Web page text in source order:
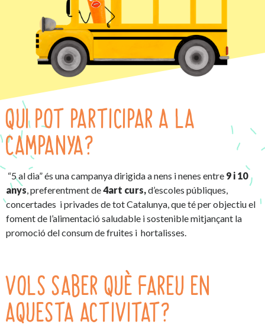
QUI POT PARTICIPAR A LA
CAMPANYA?
“5 al dia” és una campanya dirigida a nens i nenes entre 9 i 10
anys, preferentment de4art curs,d’escoles públiques,
concertades i privades de tot Catalunya, que té per objectiu el
foment de l’alimentació saludable i sostenible mitjançant la
promoció del consum de fruites i hortalisses.
VOLS SABER QUÈ FAREU EN
AQUESTA ACTIVITAT?